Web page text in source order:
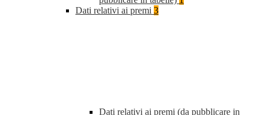
Dati relativi ai premi 3
Dati relativi ai premi (da pubblicare in